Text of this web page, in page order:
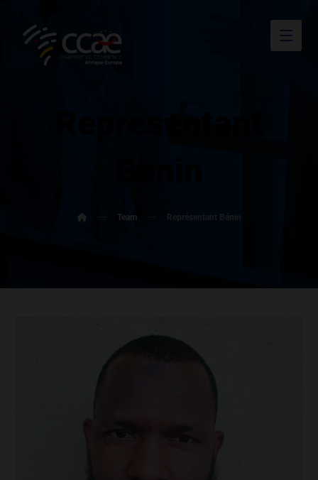
Team Représentant Bénin